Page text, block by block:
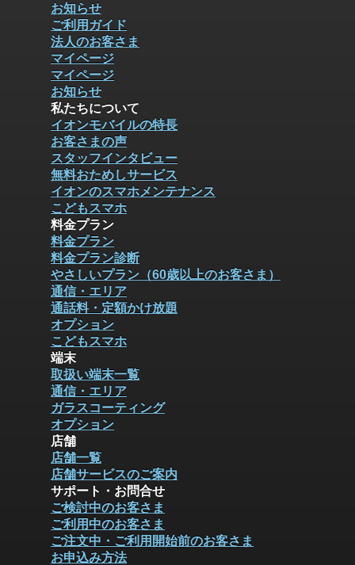
お知らせ
ご利用ガイド
法人のお客さま
マイページ
マイページ
お知らせ
私たちについて
イオンモバイルの特長
お客さまの声
スタッフインタビュー
無料おためしサービス
イオンのスマホメンテナンス
こどもスマホ
料金プラン
料金プラン
料金プラン診断
やさしいプラン（60歳以上のお客さま）
通信・エリア
通話料・定額かけ放題
オプション
こどもスマホ
端末
取扱い端末一覧
通信・エリア
ガラスコーティング
オプション
店舗
店舗一覧
店舗サービスのご案内
サポート・お問合せ
ご検討中のお客さま
ご利用中のお客さま
ご注文中・ご利用開始前のお客さま
お申込み方法